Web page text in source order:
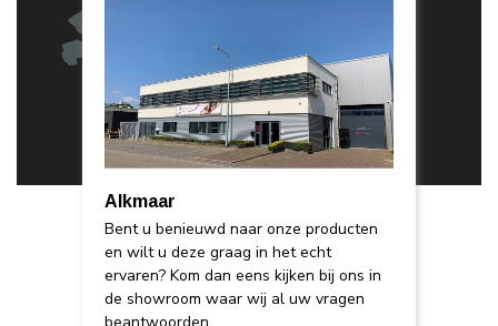
Alkmaar
Bent u benieuwd naar onze producten
en wilt u deze graag in het echt
ervaren? Kom dan eens kijken bij ons in
de showroom waar wij al uw vragen
beantwoorden.